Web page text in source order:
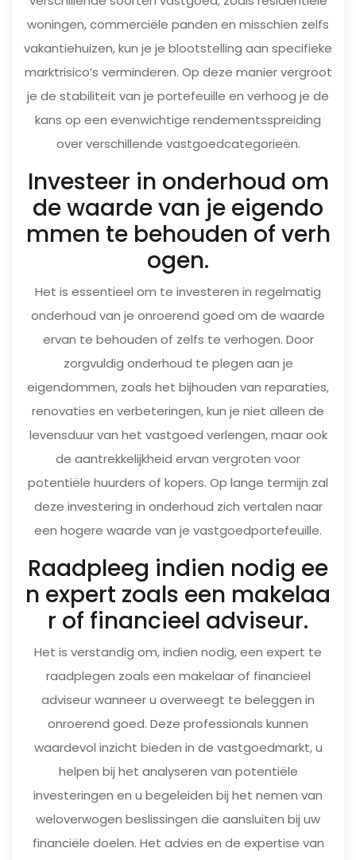
woningen, commerciële panden en misschien zelfs
vakantiehuizen, kun je je blootstelling aan specifieke
marktrisico’s verminderen. Op deze manier vergroot
je de stabiliteit van je portefeuille en verhoog je de
kans op een evenwichtige rendementsspreiding
over verschillende vastgoedcategorieën.
Investeer in onderhoud om
de waarde van je eigendo
mmen te behouden of verh
ogen.
Het is essentieel om te investeren in regelmatig
onderhoud van je onroerend goed om de waarde
ervan te behouden of zelfs te verhogen. Door
zorgvuldig onderhoud te plegen aan je
eigendommen, zoals het bijhouden van reparaties,
renovaties en verbeteringen, kun je niet alleen de
levensduur van het vastgoed verlengen, maar ook
de aantrekkelijkheid ervan vergroten voor
potentiële huurders of kopers. Op lange termijn zal
deze investering in onderhoud zich vertalen naar
een hogere waarde van je vastgoedportefeuille.
Raadpleeg indien nodig ee
n expert zoals een makelaa
r of financieel adviseur.
Het is verstandig om, indien nodig, een expert te
raadplegen zoals een makelaar of financieel
adviseur wanneer u overweegt te beleggen in
onroerend goed. Deze professionals kunnen
waardevol inzicht bieden in de vastgoedmarkt, u
helpen bij het analyseren van potentiële
investeringen en u begeleiden bij het nemen van
weloverwogen beslissingen die aansluiten bij uw
financiële doelen. Het advies en de expertise van